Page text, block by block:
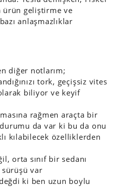
ürün geliştirme ve
anlaşmazlıklar
diğer notlarım;
tork, geçişsiz vites
biliyor ve keyif
rağmen araçta bir
da var ki bu da onu
kılabilecek özelliklerden
orta sınıf bir sedanı
var
ki ben uzun boylu